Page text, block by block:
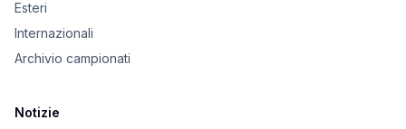
Esteri
Internazionali
Archivio campionati
Notizie